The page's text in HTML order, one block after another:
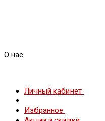
О нас
Личный кабинет
Избранное